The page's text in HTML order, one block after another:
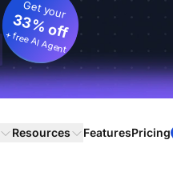
Get your
33% off
+ free AI Agent
Resources FeaturesPricing